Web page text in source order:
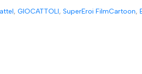
, GIOCATTOLI, SuperEroi FilmCartoon,